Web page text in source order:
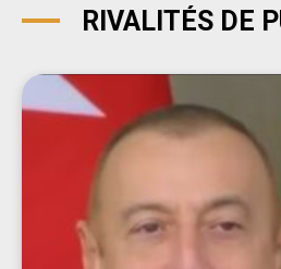
RIVALITÉS DE